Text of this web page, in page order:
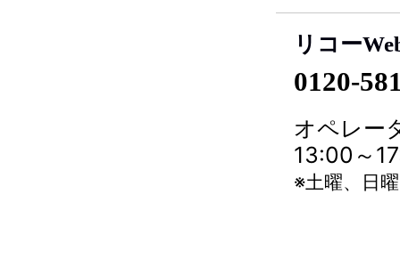
リコー
0120-
オペレー
13:00～
※土曜、日